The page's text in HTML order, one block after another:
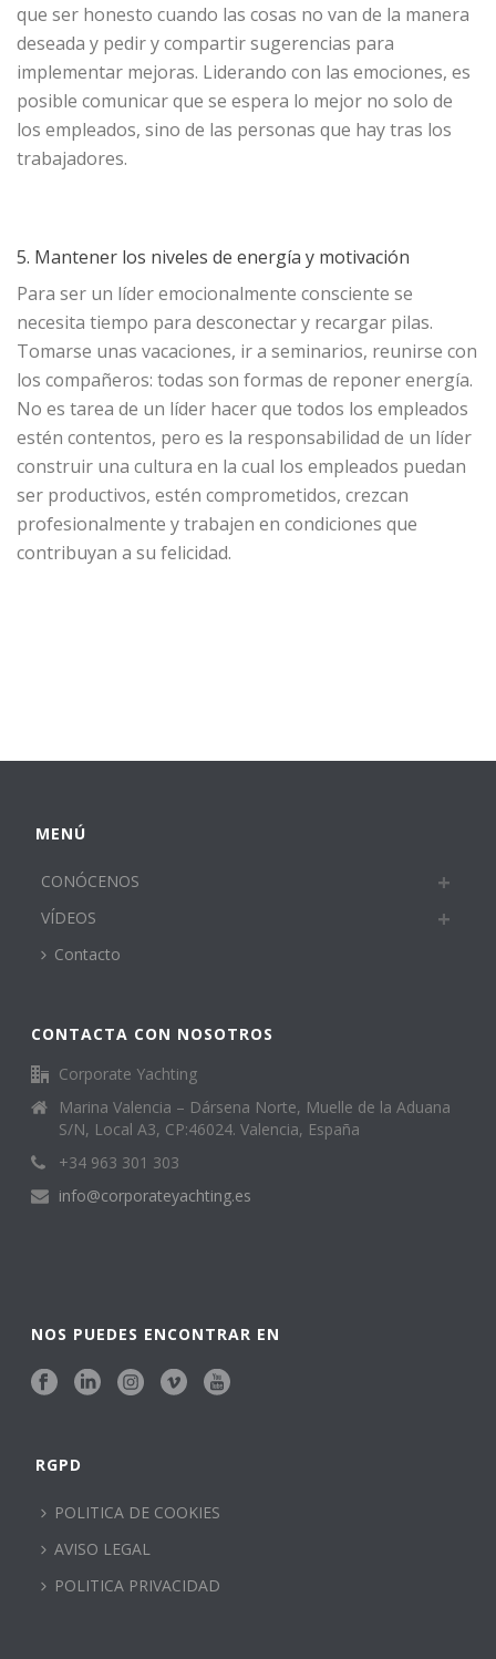
que ser honesto cuando las cosas no van de la manera
deseada y pedir y compartir sugerencias para
implementar mejoras. Liderando con las emociones, es
posible comunicar que se espera lo mejor no solo de
los empleados, sino de las personas que hay tras los
trabajadores.
5. Mantener los niveles de energía y motivación
Para ser un líder emocionalmente consciente se
necesita tiempo para desconectar y recargar pilas.
Tomarse unas vacaciones, ir a seminarios, reunirse con
los compañeros: todas son formas de reponer energía.
No es tarea de un líder hacer que todos los empleados
estén contentos, pero es la responsabilidad de un líder
construir una cultura en la cual los empleados puedan
ser productivos, estén comprometidos, crezcan
profesionalmente y trabajen en condiciones que
contribuyan a su felicidad.
MENÚ
CONÓCENOS
VÍDEOS
Contacto
CONTACTA CON NOSOTROS
Corporate Yachting
Marina Valencia – Dársena Norte, Muelle de la Aduana
S/N, Local A3, CP:46024. Valencia, España
+34 963 301 303
info@corporateyachting.es
NOS PUEDES ENCONTRAR EN
RGPD
POLITICA DE COOKIES
AVISO LEGAL
POLITICA PRIVACIDAD